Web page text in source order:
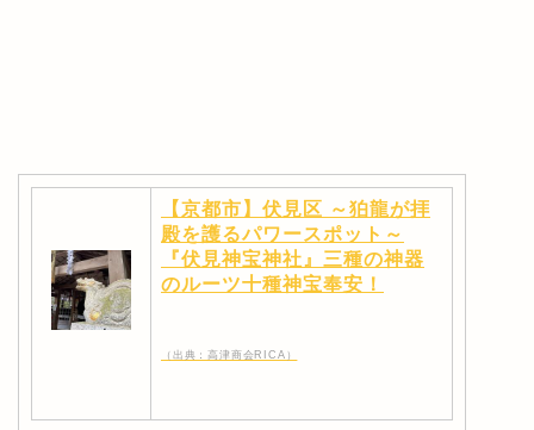
【京都市】伏見区 ～狛龍が拝
殿を護るパワースポット～
『伏見神宝神社』三種の神器
のルーツ十種神宝奉安！
（出典：高津商会RICA）